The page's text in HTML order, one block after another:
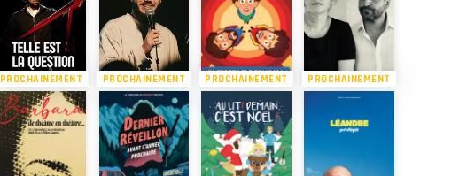
PROCHAINEMENT PROCHAINEMENT PROCHAINEMENT PROCHAINEMENT